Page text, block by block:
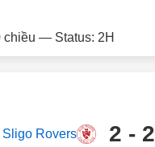
chiều — Status: 2H
Sligo Rovers 2 - 2